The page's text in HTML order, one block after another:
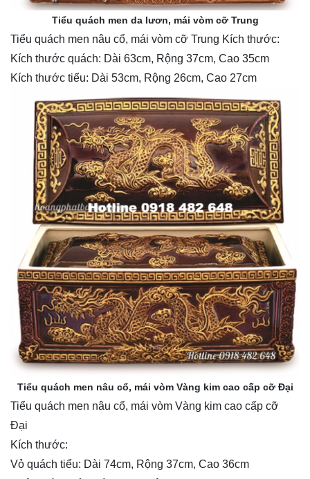
Tiểu quách men da lươn, mái vòm cỡ Trung
Tiểu quách men nâu cổ, mái vòm cỡ Trung Kích thước:
Kích thước quách: Dài 63cm, Rộng 37cm, Cao 35cm
Kích thước tiểu: Dài 53cm, Rộng 26cm, Cao 27cm
Tiểu quách men nâu cổ, mái vòm Vàng kim cao cấp cỡ Đại
Tiểu quách men nâu cổ, mái vòm Vàng kim cao cấp cỡ
Đại
Kích thước:
Vỏ quách tiểu: Dài 74cm, Rộng 37cm, Cao 36cm